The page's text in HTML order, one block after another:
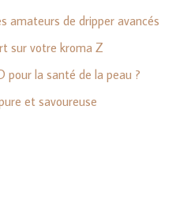
amateurs de dripper avancés
sur votre kroma Z
pour la santé de la peau ?
et savoureuse